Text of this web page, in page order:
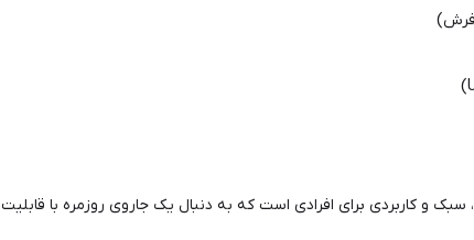
فرش)
و کاربردی برای افرادی است که به دنبال یک جاروی روزمره با قابلیت ۲ در ۱ هستند.